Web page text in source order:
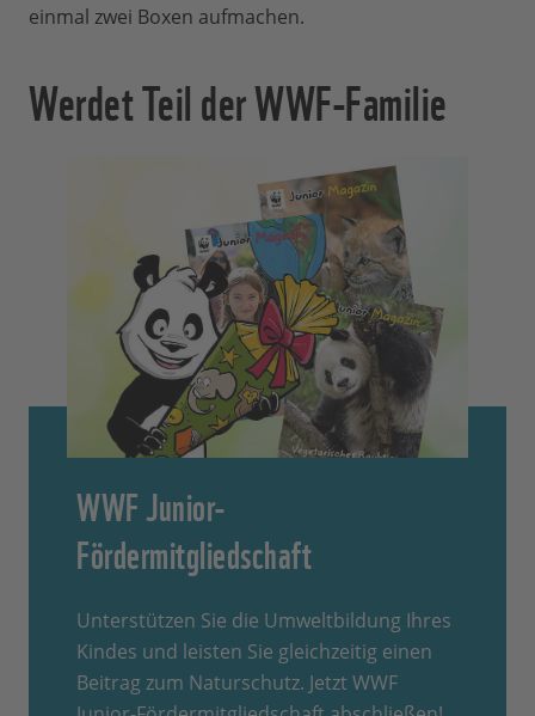
einmal zwei Boxen aufmachen.
Werdet Teil der WWF-Familie
WWF Junior-
Fördermitgliedschaft
Unterstützen Sie die Umweltbildung Ihres
Kindes und leisten Sie gleichzeitig einen
Beitrag zum Naturschutz. Jetzt WWF